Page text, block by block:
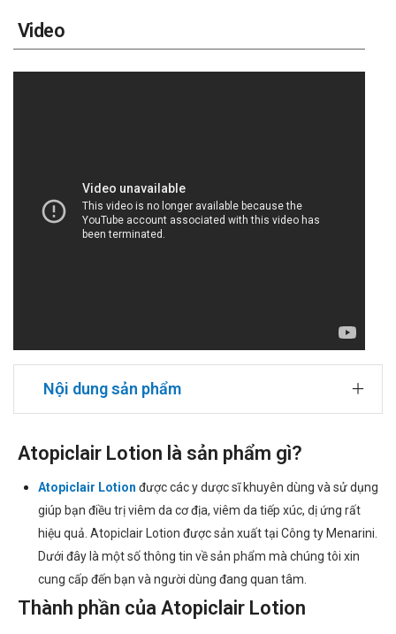
Video
Nội dung sản phẩm
Atopiclair Lotion là sản phẩm gì?
Atopiclair Lotion được các y dược sĩ khuyên dùng và sử dụng
giúp bạn điều trị viêm da cơ địa, viêm da tiếp xúc, dị ứng rất
hiệu quả. Atopiclair Lotion được sản xuất tại Công ty Menarini.
Dưới đây là một số thông tin về sản phẩm mà chúng tôi xin
cung cấp đến bạn và người dùng đang quan tâm.
Thành phần của Atopiclair Lotion